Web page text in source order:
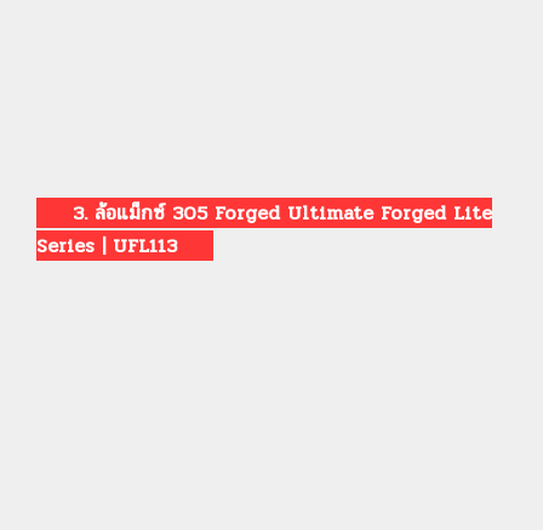
3. ล้อแม็กซ์ 305 Forged Ultimate Forged Lite
Series | UFL113